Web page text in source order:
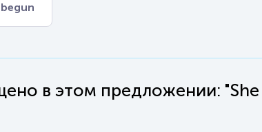
begun
в этом предложении: